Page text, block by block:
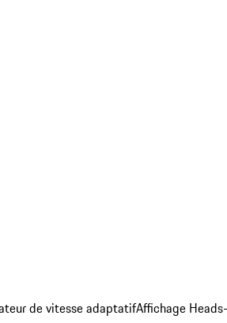
de vitesse adaptatifAffichage